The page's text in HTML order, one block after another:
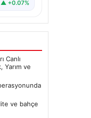
▲ +0.07%
Canlı
Yarım ve
ve bahçe